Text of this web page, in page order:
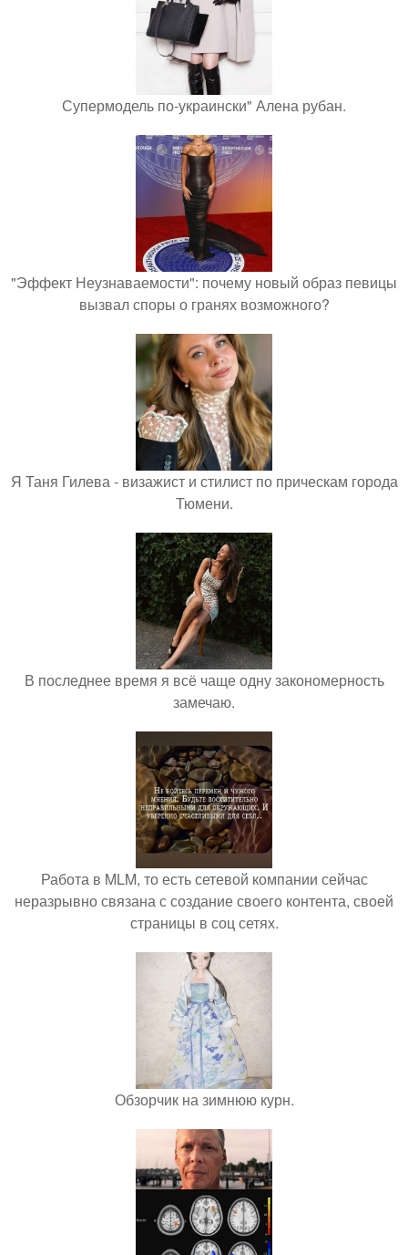
Супермодель по-украински" Алена рубан.
"Эффект Неузнаваемости": почему новый образ певицы
вызвал споры о гранях возможного?
Я Таня Гилева - визажист и стилист по прическам города
Тюмени.
В последнее время я всё чаще одну закономерность
замечаю.
Работа в MLM, то есть сетевой компании сейчас
неразрывно связана с создание своего контента, своей
страницы в соц сетях.
Обзорчик на зимнюю курн.